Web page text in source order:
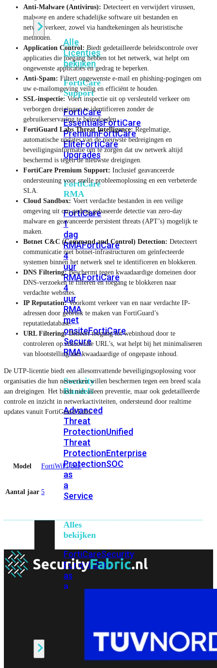
Alle
Licenties
bekijken
FortiCare
Support
FortiCare
EssentialsFortiCare
PremiumFortiCare
EliteFortiCare
Upgrades
FortiCare
RMA
FortiCare
1
dag
RMAFortiCare
4
uur
RMAFortiCare
4
uur
RMA
met
onsiteFortiCare
Secure
RMA
Security
Bundels
Advanced
Threat
ProtectionUnified
Threat
ProtectionEnterprise
ProtectionSOC
as
a
Service
Alles
bekijken
FortiCareSecurity
BundelsSOC
as
a
Anti-Malware (Antivirus): Detecteert en verwijdert virussen,
malware en andere schadelijke software uit bestanden en
netwerkverkeer, zowel via handtekeningen als heuristische
methoden.
Application Control: Biedt gedetailleerde beleidscontrole over
applicaties die toegang hebben tot het netwerk, wat helpt om
ongewenste applicaties en gedrag te beperken.
Anti-Spam: Filtert ongewenste e-mail en phishing-pogingen om
uw e-mailomgeving veilig en efficiënt te houden.
SSL-inspectie: Voert inspectie uit op versleuteld verkeer om
verborgen dreigingen te identificeren zonder de
gebruikerservaring te beïnvloeden.
FortiGuard Labs Threat Intelligence: Regelmatige,
automatische updates van de nieuwste bedreigingen en
beveiligingsinformatie om te zorgen dat uw netwerk altijd
beschermd is tegen de nieuwste dreigingen.
FortiCare Premium Support: Inclusief geavanceerde
ondersteuning voor snelle probleemoplossing en een verbeterde
SLA.
Cloud Sandbox: Voert verdachte bestanden in een veilige
omgeving uit om gedrag gebaseerde detectie van zero-day
malware en geavanceerde persistent threats (APT’s) mogelijk te
maken.
Botnet C&C (Command and Control) Detection: Detecteert
communicatie met botnet-infrastructuren om geïnfecteerde
systemen binnen het netwerk snel te identificeren en blokkeren.
DNS Filtering:Beschermt tegen kwaadaardige domeinen door
DNS-verzoeken te filteren en toegang te blokkeren naar
verdachte websites.
IP Reputation:Voorkomt verkeer van en naar verdachte IP-
adressen door gebruik te maken van FortiGuard’s
reputatiedatabase.
URL Filtering:Beheert toegang tot webinhoud door te
controleren op risicovolle URL’s, wat helpt bij het minimaliseren
van blootstelling aan kwaadaardige of ongepaste inhoud.
De UTP-licentie biedt een allesomvattende beveiligingsoplossing voor
organisaties die hun netwerken willen beschermen tegen een breed scala
aan dreigingen. Het biedt niet alleen preventie, maar ook gedetailleerde
controle en inzicht in netwerkactiviteiten, ondersteund door realtime
updates vanuit FortiGuard Labs.
Model FortiWiFi-80F
Aantal jaar 5